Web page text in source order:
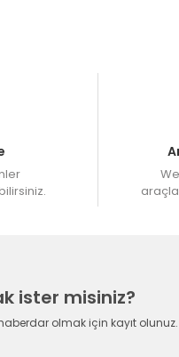
ister misiniz?
olmak için kayıt olunuz.